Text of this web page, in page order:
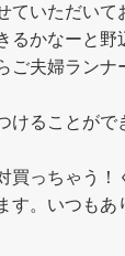
ていただいて
るかなーと野
ご夫婦ランナ
けることがで
買っちゃう！
す。いつもあ